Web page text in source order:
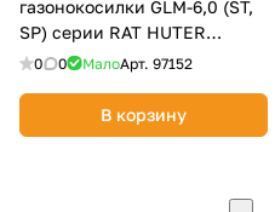
газонокосилки GLM-6,0 (ST,
SP) серии RAT HUTER
71/7/28
0 0 МалоАрт. 97152
В корзину